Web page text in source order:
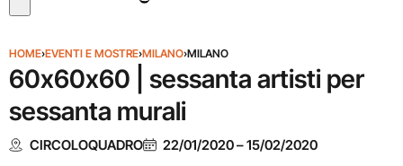
HOME›EVENTI E MOSTRE›MILANO›MILANO
60x60x60 | sessanta artisti per
sessanta murali
CIRCOLOQUADRO 22/01/2020–15/02/2020